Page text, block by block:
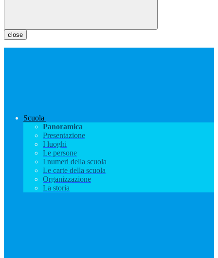
close
Scuola
Panoramica
Presentazione
I luoghi
Le persone
I numeri della scuola
Le carte della scuola
Organizzazione
La storia